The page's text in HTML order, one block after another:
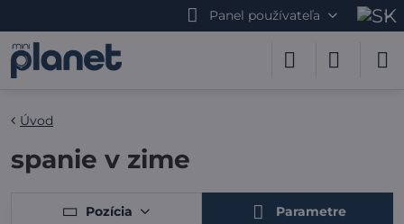
Panel používateľa
Úvod
spanie v zime
Pozícia Parametre